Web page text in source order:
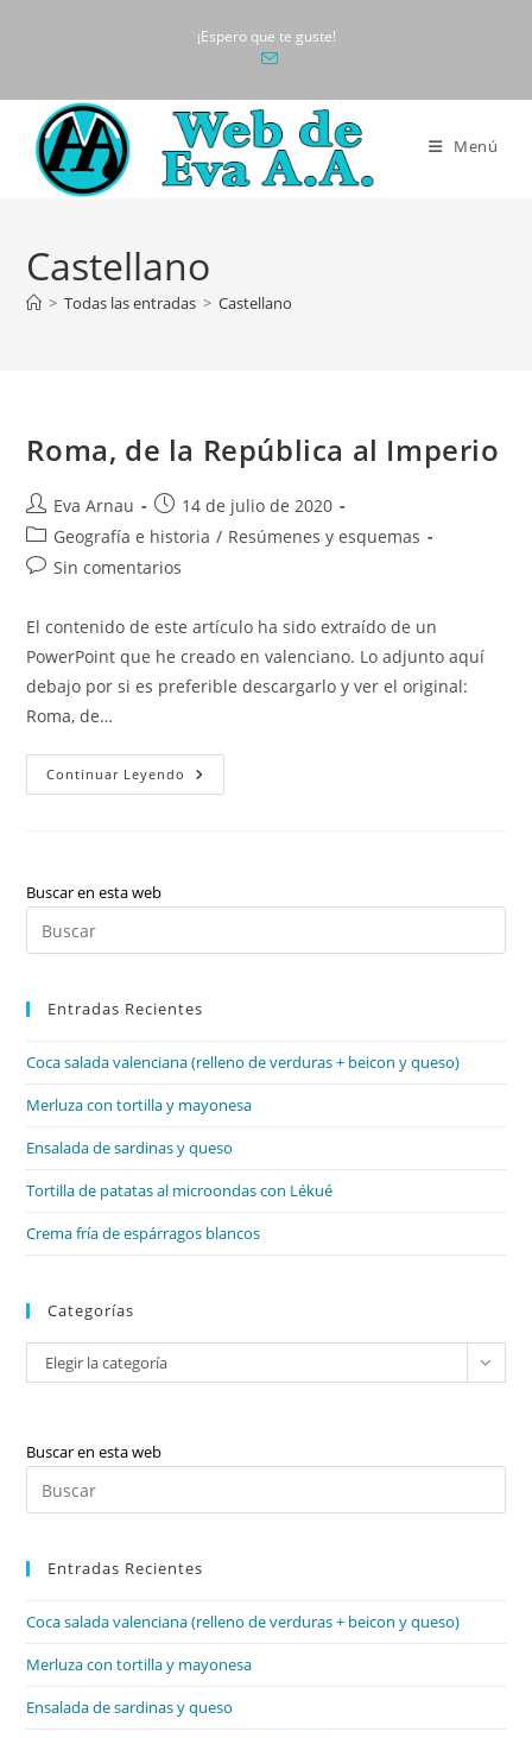
¡Espero que te guste!
Menú
Castellano
> Todas las entradas > Castellano
Roma, de la República al Imperio
Autor
de
la
entrada:
Eva Arnau
Publicación
de
entrada:
14 de julio de 2020
Categoría
de
Geografía e historia / Resúmenes y esquemas
Comentarios
la
entrada:
Sin comentarios
El contenido de este artículo ha sido extraído de un
PowerPoint que he creado en valenciano. Lo adjunto aquí
debajo por si es preferible descargarlo y ver el original:
Roma, de…
Continuar Leyendo Roma,
De
Buscar en esta web
Entradas Recientes
Coca salada valenciana (relleno de verduras + beicon y queso)
Merluza con tortilla y mayonesa
Ensalada de sardinas y queso
Tortilla de patatas al microondas con Lékué
Crema fría de espárragos blancos
Categorías
Categorías
Elegir la categoría
Buscar en esta web
Entradas Recientes
Coca salada valenciana (relleno de verduras + beicon y queso)
Merluza con tortilla y mayonesa
Ensalada de sardinas y queso